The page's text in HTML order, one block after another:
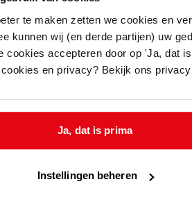
te maken zetten we cookies en
kunnen wij (en derde partijen) uw
cookies accepteren door op 'Ja, dat
en privacy? Bekijk ons
Ja, dat is prima
Instellingen beheren
erker
6